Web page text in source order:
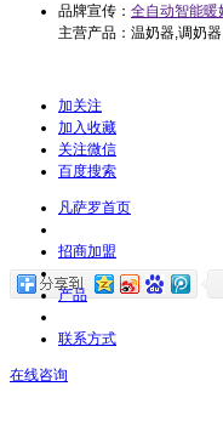
品牌宣传： 全自动智能暖
主营产品：温奶器,调奶
加关注
加入收藏
关注微信
百度搜索
凡萨罗首页
招商加盟
产品
联系方式
在线咨询